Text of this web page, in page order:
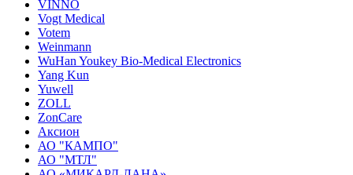
VINNO
Vogt Medical
Votem
Weinmann
WuHan Youkey Bio-Medical Electronics
Yang Kun
Yuwell
ZOLL
ZonCare
Аксион
АО "КАМПО"
АО "МТЛ"